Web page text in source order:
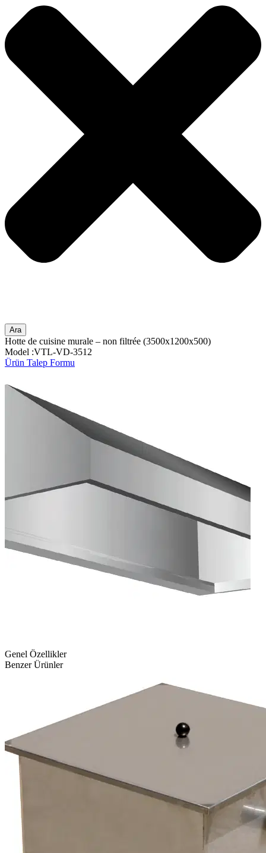
Ara
Hotte de cuisine murale – non filtrée (3500x1200x500)
Model :VTL-VD-3512
Ürün Talep Formu
Genel Özellikler
Benzer Ürünler